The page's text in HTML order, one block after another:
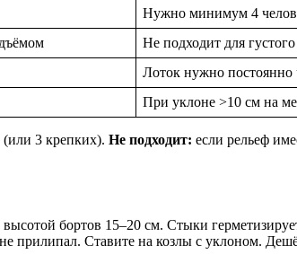
Нужно минимум 4
Не подходит для
Лоток нужно постоянно
При уклоне >10 см на
(или 3 крепких). Не подходит: если рельеф
бортов 15–20 см. Стыки
Ставите на козлы с уклоном.